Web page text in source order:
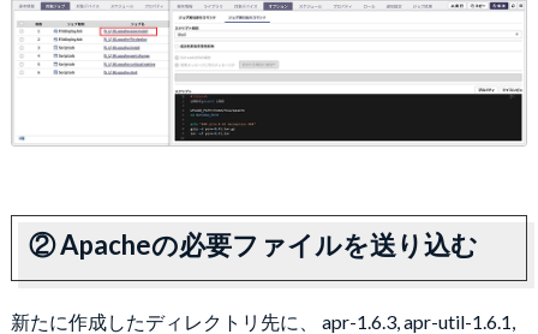
② Apacheの必要ファイルを送り込む
新たに作成したディレクトリ先に、 apr-1.6.3, apr-util-1.6.1,